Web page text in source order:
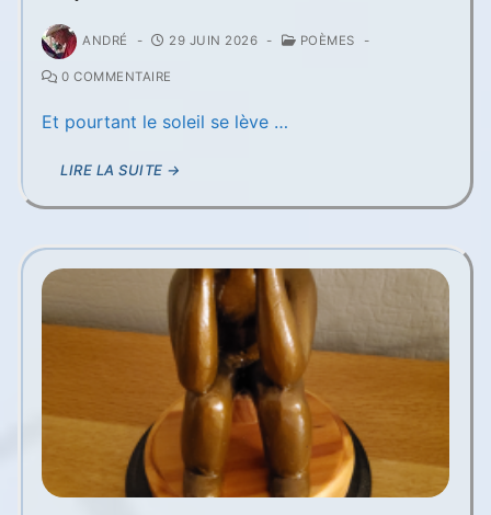
ANDRÉ - 29 JUIN 2026 - POÈMES -
0 COMMENTAIRE
Et pourtant le soleil se lève …
LIRE LA SUITE →